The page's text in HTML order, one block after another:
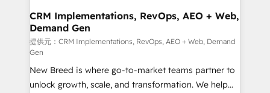
せください。
trainers to drive platform adoption. 📈 Revenue
Generation - Full-funnel marketing and high-
performance advertising via Point Success Media. -
Expert deployment of Breeze AI and custom agents
to automate growth. 🏆 Elite Excellence - 8 platform
accreditations and deep HIPAA-compliance
CRM Implementations, RevOps, AEO + Web,
Demand Gen
提供元：CRM Implementations, RevOps, AEO + Web, Demand
Gen
New Breed is where go-to-market teams partner to
unlock growth, scale, and transformation. We help